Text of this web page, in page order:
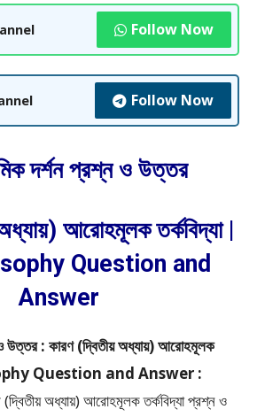
Follow Now
Follow Now
দর্শন প্রশ্ন ও উত্তর
আরোহমূলক তর্কবিদ্যা |
Question and
Answer
উত্তর : কারণ (দ্বিতীয় অধ্যায়) আরোহমূলক
Question and Answer :
(দ্বিতীয় অধ্যায়) আরোহমূলক তর্কবিদ্যা প্রশ্ন ও